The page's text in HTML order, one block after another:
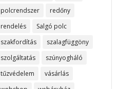
polcrendszer
redőny
rendelés
Salgó polc
szakfordítás
szalagfüggöny
szolgáltatás
szúnyogháló
tűzvédelem
vásárlás